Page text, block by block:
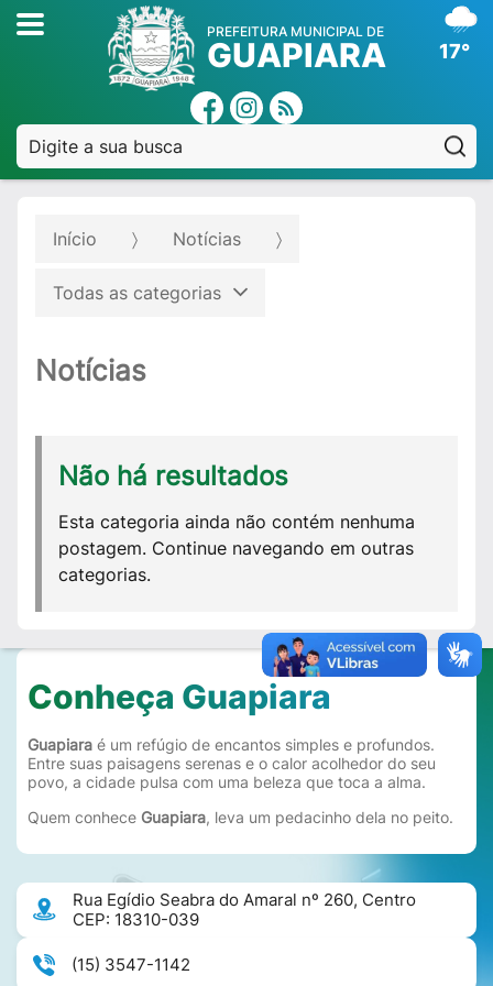
PREFEITURA MUNICIPAL DE
GUAPIARA 17°
Início Notícias
Todas as categorias
Notícias
Não há resultados
Esta categoria ainda não contém nenhuma
postagem. Continue navegando em outras
categorias.
Conheça Guapiara
Guapiara é um refúgio de encantos simples e profundos.
Entre suas paisagens serenas e o calor acolhedor do seu
povo, a cidade pulsa com uma beleza que toca a alma.
Quem conhece Guapiara, leva um pedacinho dela no peito.
Rua Egídio Seabra do Amaral nº 260, Centro
CEP: 18310-039
(15) 3547-1142